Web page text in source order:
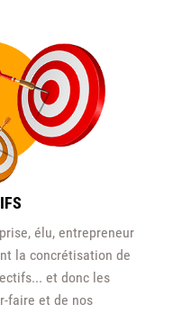
élu, entrepreneur
la concrétisation de
et donc les
faire et de nos